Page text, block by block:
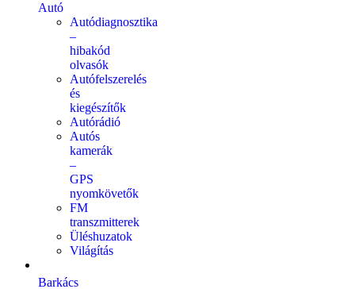
Autó
Autódiagnosztika
–
hibakód
olvasók
Autófelszerelés
és
kiegészítők
Autórádió
Autós
kamerák
–
GPS
nyomkövetők
FM
transzmitterek
Üléshuzatok
Világítás
Barkács